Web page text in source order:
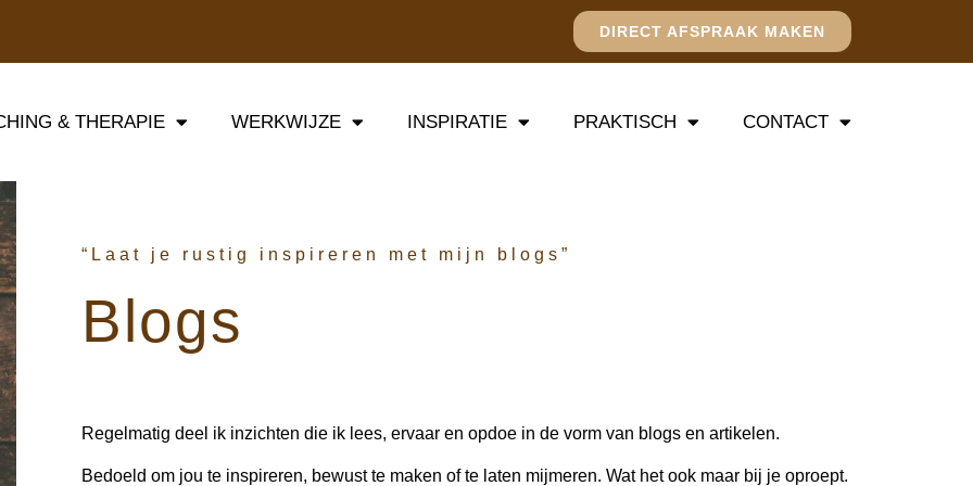
DIRECT AFSPRAAK MAKEN
& THERAPIE WERKWIJZE INSPIRATIE PRAKTISCH CONTACT
“Laat je rustig inspireren met mijn blogs”
Blogs
Regelmatig deel ik inzichten die ik lees, ervaar en opdoe in de vorm van blogs en artikelen.
Bedoeld om jou te inspireren, bewust te maken of te laten mijmeren. Wat het ook maar bij je oproept.